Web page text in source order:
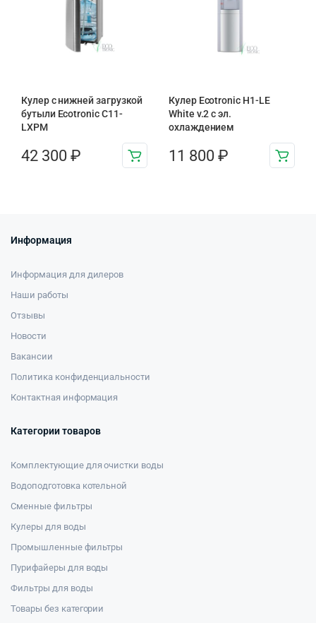
Кулер с нижней загрузкой
бутыли Ecotronic C11-
LXPM
42 300 ₽
Кулер Ecotronic H1-LE
White v.2 с эл.
охлаждением
11 800 ₽
Информация
Информация для дилеров
Наши работы
Отзывы
Новости
Вакансии
Политика конфиденциальности
Контактная информация
Категории товаров
Комплектующие для очистки воды
Водоподготовка котельной
Сменные фильтры
Кулеры для воды
Промышленные фильтры
Пурифайеры для воды
Фильтры для воды
Товары без категории